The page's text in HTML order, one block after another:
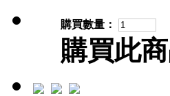
購買數量：
購買此